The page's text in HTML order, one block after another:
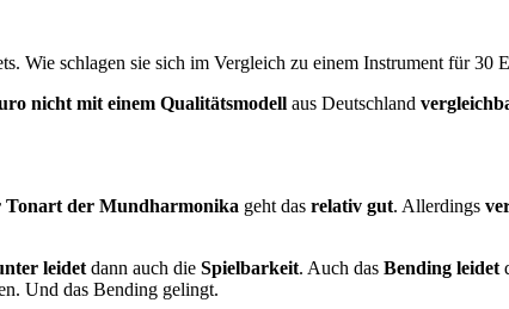
Wie schlagen sie sich im Vergleich zu einem Instrument für 30
nicht mit einem Qualitätsmodell aus Deutschland
Tonart der Mundharmonika geht das relativ gut. Allerdings
leidet dann auch die Spielbarkeit. Auch das Bending leidet
Und das Bending gelingt.